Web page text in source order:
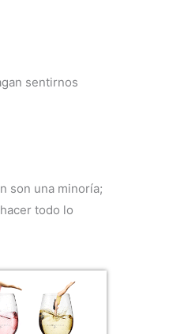
sentirnos
son una minoría;
todo lo